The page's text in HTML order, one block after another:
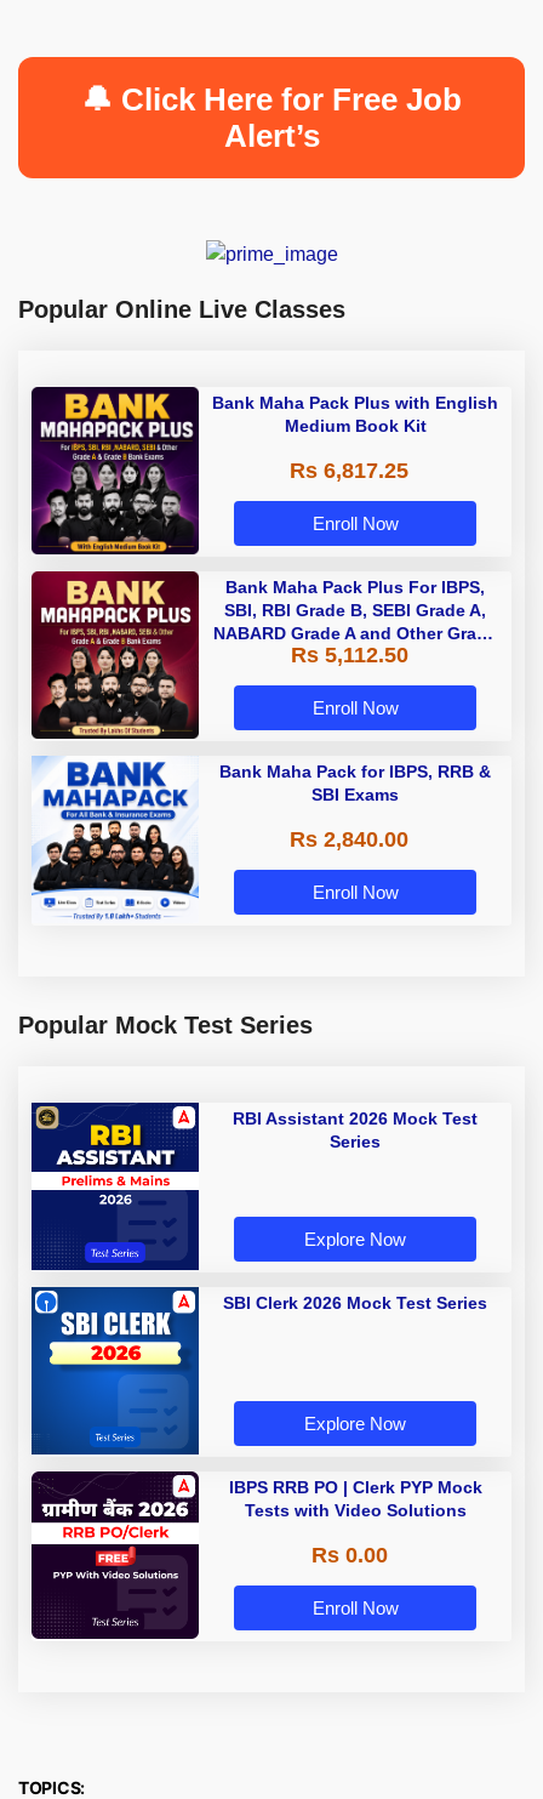
🔔 Click Here for Free Job
Alert’s
Popular Online Live Classes
Bank Maha Pack Plus with English
Medium Book Kit
Rs 6,817.25
Enroll Now
Bank Maha Pack Plus For IBPS,
SBI, RBI Grade B, SEBI Grade A,
NABARD Grade A and Other Grade
A & Grade B Bank Exams
Rs 5,112.50
Enroll Now
Bank Maha Pack for IBPS, RRB &
SBI Exams
Rs 2,840.00
Enroll Now
Popular Mock Test Series
RBI Assistant 2026 Mock Test
Series
Explore Now
SBI Clerk 2026 Mock Test Series
Explore Now
IBPS RRB PO | Clerk PYP Mock
Tests with Video Solutions
Rs 0.00
Enroll Now
TOPICS: